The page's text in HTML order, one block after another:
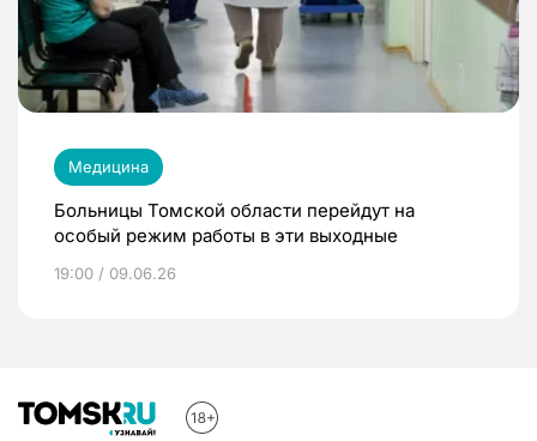
Медицина
Больницы Томской области перейдут на
особый режим работы в эти выходные
19:00 / 09.06.26